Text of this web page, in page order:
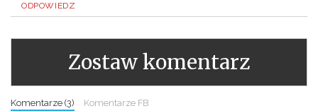
ODPOWIEDZ
Zostaw komentarz
Komentarze (3) Komentarze FB